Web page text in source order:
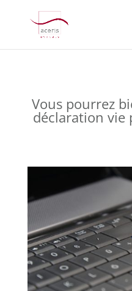
Vous pourrez
déclaration vie